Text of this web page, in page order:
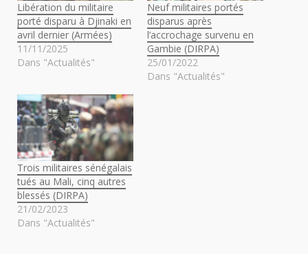
Libération du militaire
porté disparu à Djinaki en
avril dernier (Armées)
11/11/2025
Dans "Actualités"
Neuf militaires portés
disparus après
l’accrochage survenu en
Gambie (DIRPA)
25/01/2022
Dans "Actualités"
Trois militaires sénégalais
tués au Mali, cinq autres
blessés (DIRPA)
21/02/2023
Dans "Actualités"